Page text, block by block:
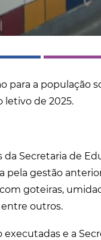
para a população
letivo de 2025.
da Secretaria de
gestão
goteiras,
entre outros.
e a